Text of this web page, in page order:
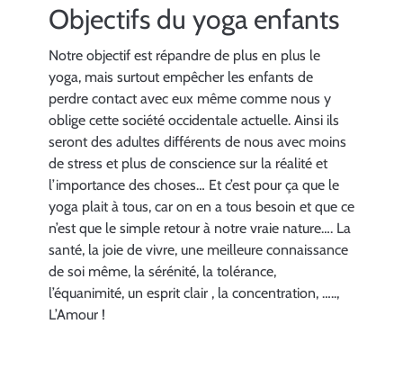
Objectifs du yoga enfants
Notre objectif est répandre de plus en plus le
yoga, mais surtout empêcher les enfants de
perdre contact avec eux même comme nous y
oblige cette société occidentale actuelle. Ainsi ils
seront des adultes différents de nous avec moins
de stress et plus de conscience sur la réalité et
l’importance des choses… Et c’est pour ça que le
yoga plait à tous, car on en a tous besoin et que ce
n’est que le simple retour à notre vraie nature…. La
santé, la joie de vivre, une meilleure connaissance
de soi même, la sérénité, la tolérance,
l’équanimité, un esprit clair , la concentration, …..,
L’Amour !